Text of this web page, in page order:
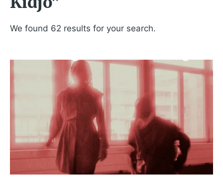
We found 62 results for your search.